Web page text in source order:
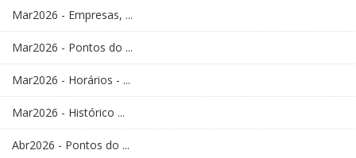
Mar2026 - Empresas, ...
Mar2026 - Pontos do ...
Mar2026 - Horários - ...
Mar2026 - Histórico ...
Abr2026 - Pontos do ...